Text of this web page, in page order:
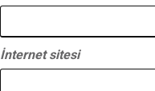
İnternet sitesi